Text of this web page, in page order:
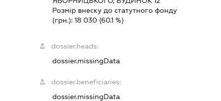
Розмір внеску до статутного фонду
(грн.): 18 030 (60.1 %)
dossier.heads:
dossier.missingData
dossier.beneficiaries:
dossier.missingData